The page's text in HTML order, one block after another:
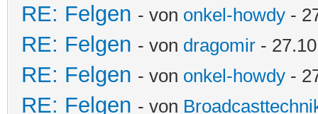
RE: Felgen - von onkel-howdy -
RE: Felgen - von dragomir -
RE: Felgen - von onkel-howdy -
RE: Felgen - von